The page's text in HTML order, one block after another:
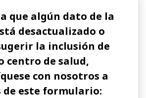
que algún dato de la
desactualizado o
la inclusión de
centro de salud,
con nosotros a
de este formulario: